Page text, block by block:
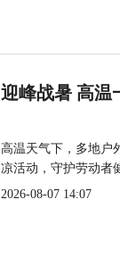
迎峰战暑 高温
高温天气下，多地户
凉活动，守护劳动者
2026-08-07 14:07